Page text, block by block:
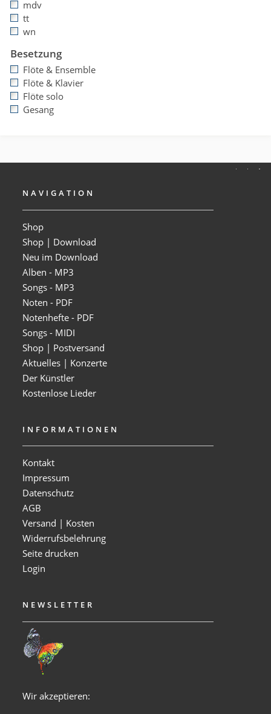
mdv
tt
wn
Besetzung
Flöte & Ensemble
Flöte & Klavier
Flöte solo
Gesang
NAVIGATION
Shop
Shop | Download
Neu im Download
Alben - MP3
Songs - MP3
Noten - PDF
Notenhefte - PDF
Songs - MIDI
Shop | Postversand
Aktuelles | Konzerte
Der Künstler
Kostenlose Lieder
INFORMATIONEN
Kontakt
Impressum
Datenschutz
AGB
Versand | Kosten
Widerrufsbelehrung
Seite drucken
Login
NEWSLETTER
Wir akzeptieren: